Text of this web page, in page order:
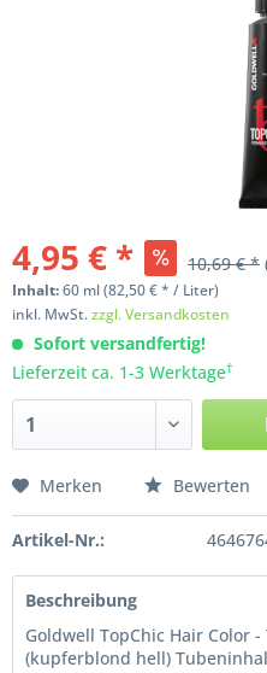
4,95 € * 10,69 € *
Inhalt:60 ml(82,50 € * / Liter)
inkl. MwSt.zzgl. Versandkosten
Sofort versandfertig!
Lieferzeit ca. 1-3 Werktage†
Merken Bewerten
Artikel-Nr.:
Beschreibung
Goldwell TopChic Hair Color
(kupferblond hell)